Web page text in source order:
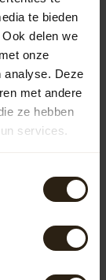
te bieden
delen we
onze
analyse. Deze
met andere
ze hebben
services.
vervaardigd
Ze
uitstraling
Dankzij het
aan die
klassieke als